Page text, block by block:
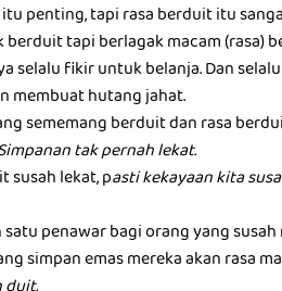
penting, tapi rasa berduit itu
berduit tapi berlagak macam (rasa)
selalu fikir untuk belanja. Dan
membuat hutang jahat.
sememang berduit dan rasa
tak pernah lekat.
susah lekat, pasti kekayaan kita
penawar bagi orang yang
simpan emas mereka akan rasa